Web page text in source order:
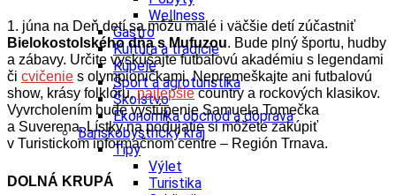
Wellness
Gastro
Kultúra a tradície
Kúpele
Šport a agroturistika
Školstvo
Ekonomika obchod a doprava
Banskobystrický kraj
Tipy
Výlet
Turistika
1. júna na Deň detí sa môžu malé i väčšie detí zúčastniť
Bielokostolského dňa s Mufuzou. Bude plný športu, hudby
a zábavy. Určite vyskúšajte futbalovú akadémiu s legendami
či cvičenie s olympioničkami. Nepremeškajte ani futbalovú
show, krásy folklóru,najlepšiecountry a rockových klasikov.
Vyvrcholením bude vystúpenie Samuela Tomečka
a Suverena. Lístky na podujatie si môžete zakúpiť
v Turistickom informačnom centre – Región Trnava.
DOLNÁ KRUPÁ